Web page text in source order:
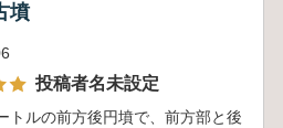
墳
投稿者名未設定
トルの前方後円墳で、前方部と後